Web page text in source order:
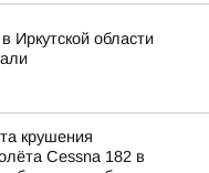
Иркутской области
крушения
Cessna 182 в